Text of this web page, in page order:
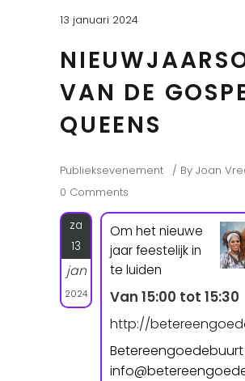
13 januari 2024
VAN DE
QUEENS
Publieksevenement By Joan
0 Comments
za
13
jan
2024
Om het nieuwe
jaar feestelijk in
te luiden
Van 15:00 tot 15:30
http://